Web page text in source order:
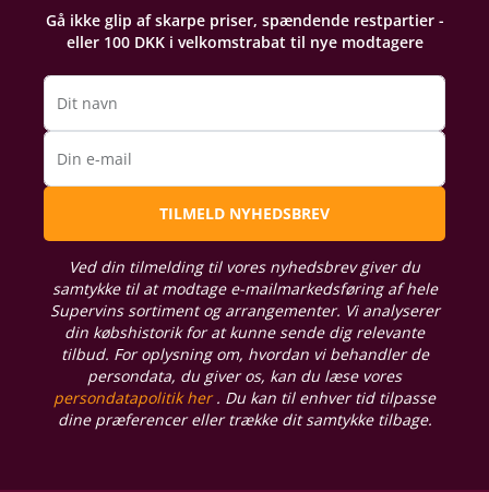
Gå ikke glip af skarpe priser, spændende restpartier -
eller 100 DKK i velkomstrabat til nye modtagere
Dit navn
Din e-mail
TILMELD NYHEDSBREV
Ved din tilmelding til vores nyhedsbrev giver du
samtykke til at modtage e-mailmarkedsføring af hele
Supervins sortiment og arrangementer. Vi analyserer
din købshistorik for at kunne sende dig relevante
tilbud. For oplysning om, hvordan vi behandler de
persondata, du giver os, kan du læse vores
persondatapolitik her. Du kan til enhver tid tilpasse
dine præferencer eller trække dit samtykke tilbage.